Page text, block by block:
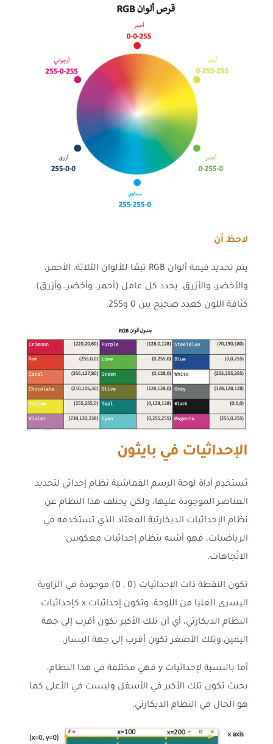
لاحظ أن
يتم تحديد قيمة ألوان RGB تبعًا للألوان الثلاثة، الأحمر،
والأخضر، والأزرق. يحدد كل عامل (أحمر، وأخضر، وأزرق).
كثافة اللون كعدد صحيح بين 0 و255.
الإحداثيات في بايثون
تَستخدِم أداة لوحة الرسم القماشية نظام إحداثي لتحديد
العناصر الموجودة عليها، ولكن يختلف هذا النظام عن
نظام الإحداثيات الديكارتية المعتاد الذي تستخدمه في
الرياضيات، فهو أشبه بنظام إحداثيات معكوس
الاتّجاهات.
تكون النقطة ذات الإحداثيات (0 , 0) موجودة في الزاوية
اليسرى العليا من اللوحة، وتكون إحداثيات x كإحداثيات
النظام الديكارتي، أي أن تلك الأكبر تكون أقرب إلى جهة
اليمين وتلك الأصغر تكون أقرب إلى جهة اليسار.
أما بالنسبة لإحداثيات y فهي مختلفة في هذا النظام،
بحيث تكون تلك الأكبر في الأسفل وليست في الأعلى كما
هو الحال في النظام الديكارتي.